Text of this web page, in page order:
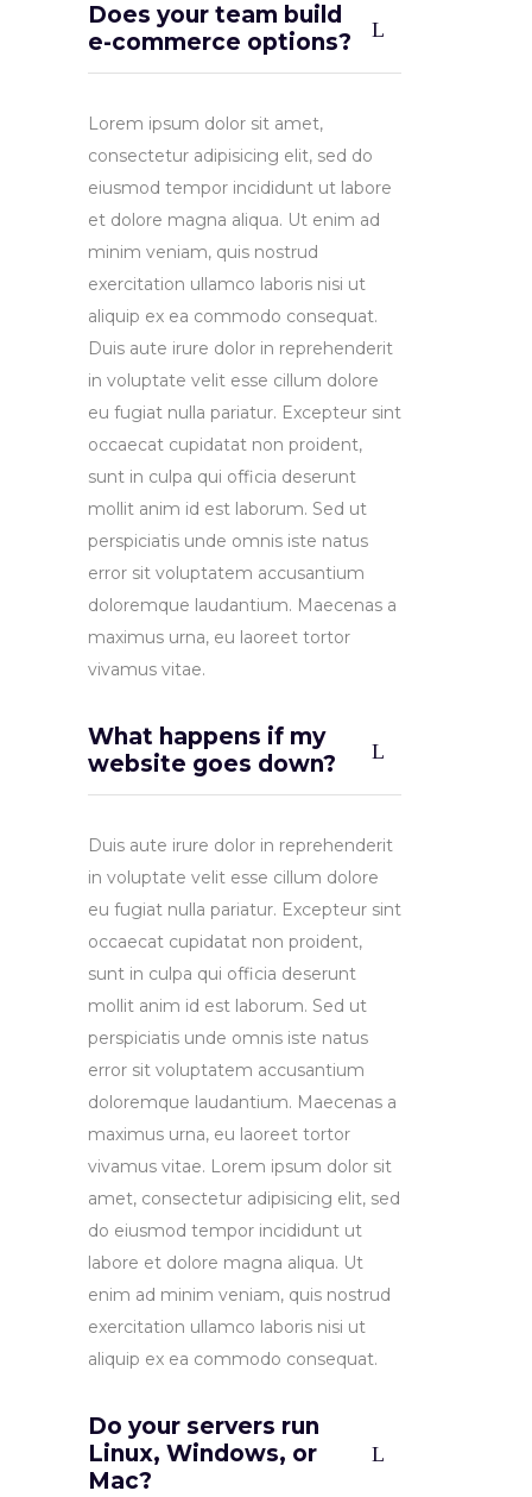
Does your team build
e-commerce options?
Lorem ipsum dolor sit amet,
consectetur adipisicing elit, sed do
eiusmod tempor incididunt ut labore
et dolore magna aliqua. Ut enim ad
minim veniam, quis nostrud
exercitation ullamco laboris nisi ut
aliquip ex ea commodo consequat.
Duis aute irure dolor in reprehenderit
in voluptate velit esse cillum dolore
eu fugiat nulla pariatur. Excepteur sint
occaecat cupidatat non proident,
sunt in culpa qui officia deserunt
mollit anim id est laborum. Sed ut
perspiciatis unde omnis iste natus
error sit voluptatem accusantium
doloremque laudantium. Maecenas a
maximus urna, eu laoreet tortor
vivamus vitae.
What happens if my
website goes down?
Duis aute irure dolor in reprehenderit
in voluptate velit esse cillum dolore
eu fugiat nulla pariatur. Excepteur sint
occaecat cupidatat non proident,
sunt in culpa qui officia deserunt
mollit anim id est laborum. Sed ut
perspiciatis unde omnis iste natus
error sit voluptatem accusantium
doloremque laudantium. Maecenas a
maximus urna, eu laoreet tortor
vivamus vitae. Lorem ipsum dolor sit
amet, consectetur adipisicing elit, sed
do eiusmod tempor incididunt ut
labore et dolore magna aliqua. Ut
enim ad minim veniam, quis nostrud
exercitation ullamco laboris nisi ut
aliquip ex ea commodo consequat.
Do your servers run
Linux, Windows, or
Mac?